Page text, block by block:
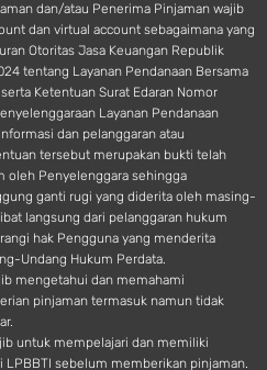
dan/atau Penerima Pinjaman wajib
dan virtual account sebagaimana yang
Otoritas Jasa Keuangan Republik
tentang Layanan Pendanaan Bersama
Ketentuan Surat Edaran Nomor
Layanan Pendanaan
dan pelanggaran atau
tersebut merupakan bukti telah
oleh Penyelenggara sehingga
ganti rugi yang diderita oleh masing-
langsung dari pelanggaran hukum
hak Pengguna yang menderita
Undang Hukum Perdata.
mengetahui dan memahami
pinjaman termasuk namun tidak
untuk mempelajari dan memiliki
LPBBTI sebelum memberikan pinjaman.